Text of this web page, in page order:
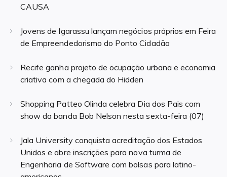
CAUSA
Jovens de Igarassu lançam negócios próprios em Feira
de Empreendedorismo do Ponto Cidadão
Recife ganha projeto de ocupação urbana e economia
criativa com a chegada do Hidden
Shopping Patteo Olinda celebra Dia dos Pais com
show da banda Bob Nelson nesta sexta-feira (07)
Jala University conquista acreditação dos Estados
Unidos e abre inscrições para nova turma de
Engenharia de Software com bolsas para latino-